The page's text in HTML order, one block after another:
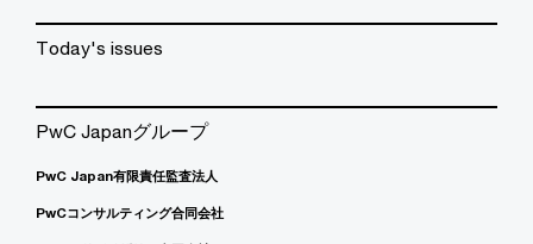
Today's issues
PwC Japanグループ
PwC Japan有限責任監査法人
PwCコンサルティング合同会社